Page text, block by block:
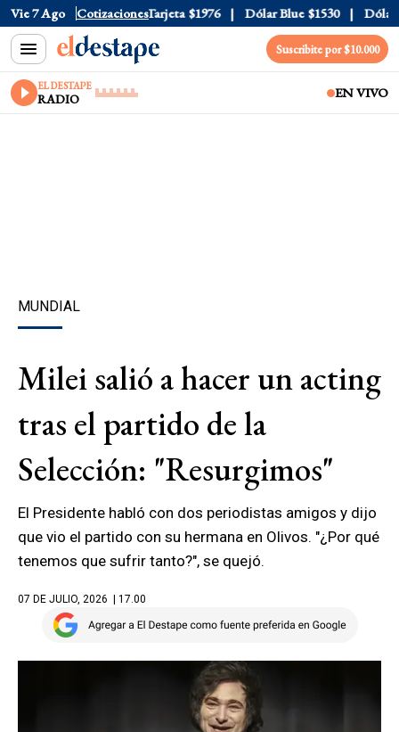
Vie 7 Ago Cotizaciones
$1520 Dólar Tarjeta $1976 Dólar Blue $1530 Dólar
Suscribite por $10.000
EL DESTAPE
RADIO EN VIVO
MUNDIAL
Milei salió a hacer un acting
tras el partido de la
Selección: "Resurgimos"
El Presidente habló con dos periodistas amigos y dijo
que vio el partido con su hermana en Olivos. "¿Por qué
tenemos que sufrir tanto?", se quejó.
07 DE JULIO, 2026 | 17.00